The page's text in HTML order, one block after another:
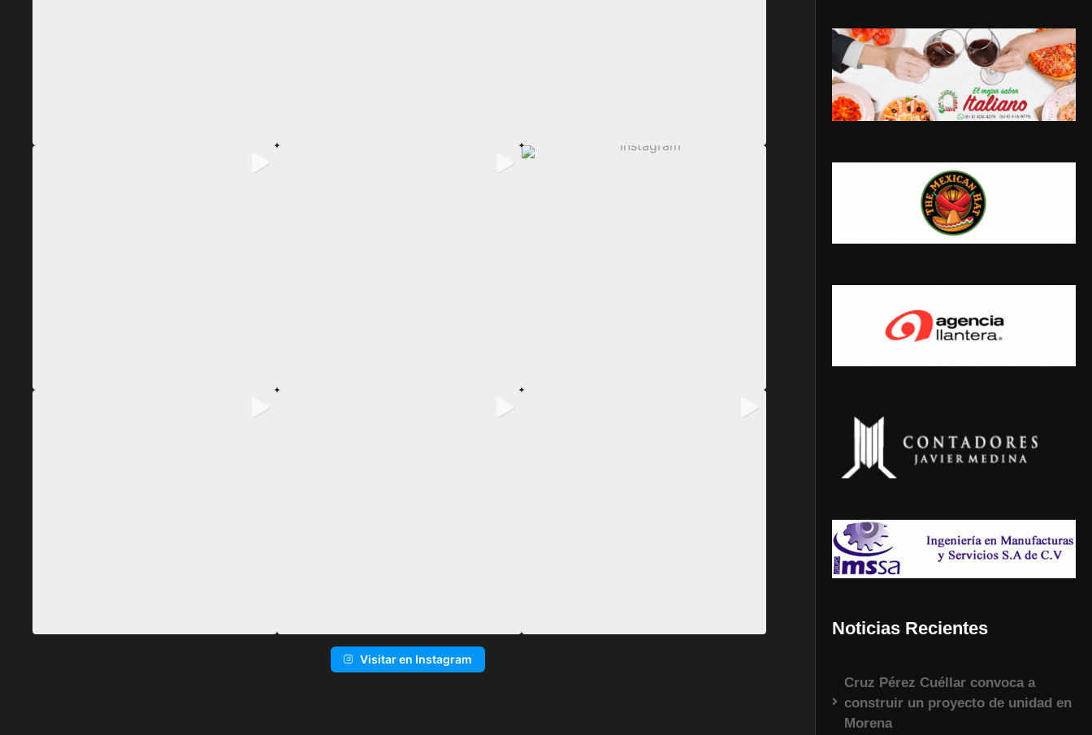
Visitar en Instagram
Noticias Recientes
Cruz Pérez Cuéllar convoca a
construir un proyecto de unidad en
Morena